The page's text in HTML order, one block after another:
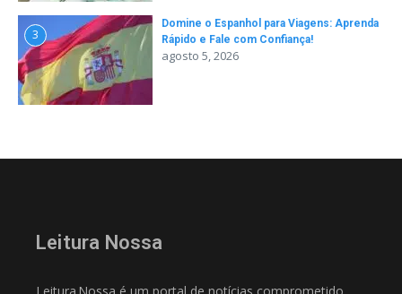
3
Domine o Espanhol para Viagens: Aprenda
Rápido e Fale com Confiança!
agosto 5, 2026
Leitura Nossa